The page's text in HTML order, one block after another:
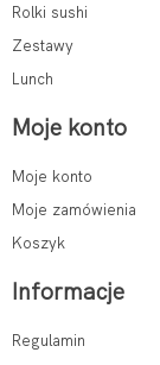
Rolki sushi
Zestawy
Lunch
Moje konto
Moje konto
Moje zamówienia
Koszyk
Informacje
Regulamin